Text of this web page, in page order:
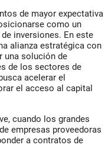
de mayor expectativa
como un
inversiones. En este
alianza estratégica con
una solución de
de los sectores de
acelerar el
el acceso al capital
cuando los grandes
empresas proveedoras
a contratos de